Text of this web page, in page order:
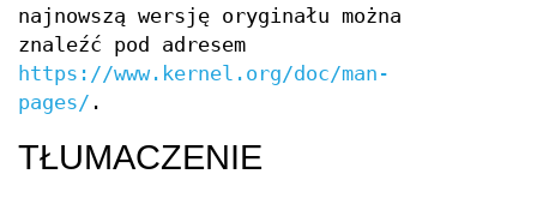
najnowszą wersję oryginału można
znaleźć pod adresem
https://www.kernel.org/doc/man-
pages/ .
TŁUMACZENIE